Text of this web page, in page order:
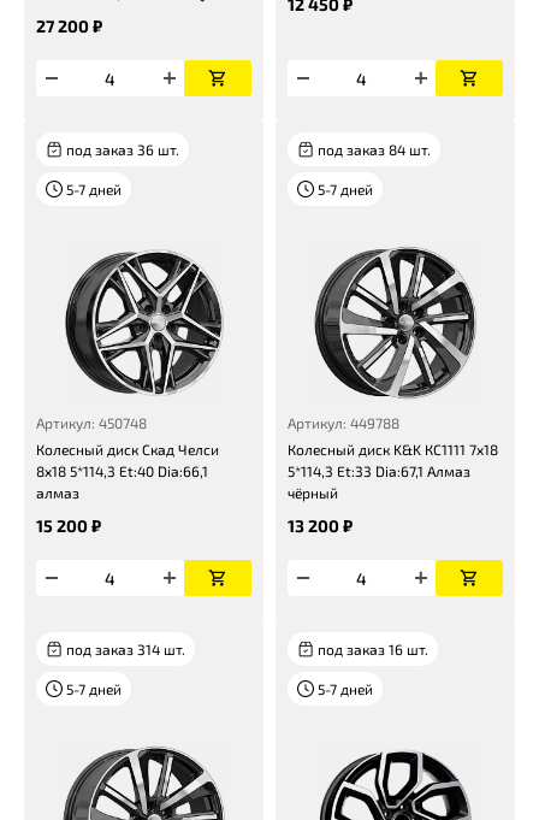
27 200 ₽
12 450 ₽
под заказ 36 шт.
5-7 дней
Артикул: 450748
Колесный диск Скад Челси
8x18 5*114,3 Et:40 Dia:66,1
алмаз
15 200 ₽
под заказ 84 шт.
5-7 дней
Артикул: 449788
Колесный диск K&K КС1111 7x18
5*114,3 Et:33 Dia:67,1 Алмаз
чёрный
13 200 ₽
под заказ 314 шт.
5-7 дней
под заказ 16 шт.
5-7 дней